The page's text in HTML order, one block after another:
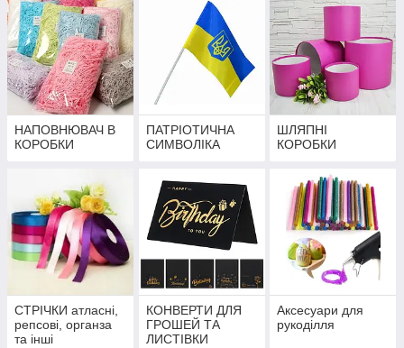
НАПОВНЮВАЧ В
КОРОБКИ
ПАТРІОТИЧНА
СИМВОЛІКА
ШЛЯПНІ
КОРОБКИ
СТРІЧКИ атласні,
репсові, органза
та інші
КОНВЕРТИ ДЛЯ
ГРОШЕЙ ТА
ЛИСТІВКИ
Аксесуари для
рукоділля